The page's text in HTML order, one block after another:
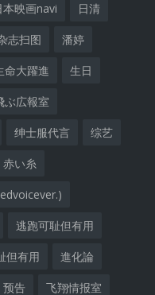
本映画navi 日清
志扫图 潘婷
命大躍進 生日
ぶ広報室
绅士服代言 综艺
赤い糸
逃跑可耻但有用
但有用 進化論
预告 飞翔情报室